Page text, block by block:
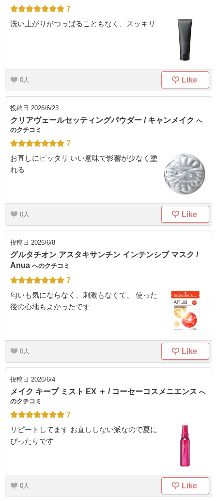
7
洗い上がりがつっぱることもなく、スッキリ
0 Like
投稿日 2026/6/23
クリアヴェールセッティングパウダー / キャンメイク へ
のクチコミ
7
お直しにピッタリ いい意味で影響が少なく塗
れる
0 Like
投稿日 2026/6/8
グルタチオン アスタキサンチン インテンシブ マスク /
Anua へのクチコミ
7
匂いも気にならなく、刺激もなくて、 使った
後の心地もよかったです
0 Like
投稿日 2026/6/4
メイク キープ ミスト EX ＋ / コーセーコスメニエンス へ
のクチコミ
7
リピートしてます お直ししない派なので夏に
ぴったりです
0 Like